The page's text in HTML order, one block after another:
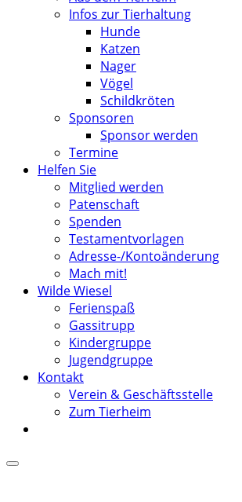
Infos zur Tierhaltung
Hunde
Katzen
Nager
Vögel
Schildkröten
Sponsoren
Sponsor werden
Termine
Helfen Sie
Mitglied werden
Patenschaft
Spenden
Testamentvorlagen
Adresse-/Kontoänderung
Mach mit!
Wilde Wiesel
Ferienspaß
Gassitrupp
Kindergruppe
Jugendgruppe
Kontakt
Verein & Geschäftsstelle
Zum Tierheim